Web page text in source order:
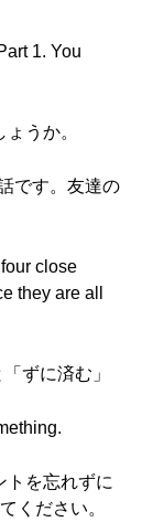
1. You
うか。
です。友達の
close
they are all
ずに済む」
トを忘れずに
ください。